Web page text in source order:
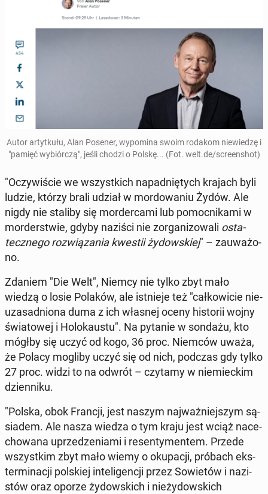
Autor ar­tyt­ku­łu, Alan Posener, wy­po­mi­na swoim rodakom nie­wie­dzę i
"pamięć wy­biór­czą", jeśli chodzi o Polskę... (Fot. welt.de/scre­en­shot)
"Oczy­wi­ście we wszyst­kich na­pad­nię­tych krajach byli
ludzie, którzy brali udział w mor­do­wa­niu Żydów. Ale
nigdy nie staliby się mor­der­ca­mi lub po­moc­ni­ka­mi w
mor­der­stwie, gdyby naziści nie zor­ga­ni­zo­wa­li osta­
tecz­ne­go roz­wią­za­nia kwestii ży­dow­skiej" – za­uwa­żo­
no.
Zdaniem "Die Welt", Niemcy nie tylko zbyt mało
wiedzą o losie Polaków, ale ist­nie­je też "cał­ko­wi­cie nie­
uza­sad­nio­na duma z ich własnej oceny hi­sto­rii wojny
świa­to­wej i Ho­lo­kau­stu". Na pytanie w sondażu, kto
mógłby się uczyć od kogo, 36 proc. Niemców uważa,
że Polacy mogliby uczyć się od nich, podczas gdy tylko
27 proc. widzi to na odwrót – czytamy w nie­miec­kim
dzien­ni­ku.
"Polska, obok Francji, jest naszym naj­waż­niej­szym są­
sia­dem. Ale nasza wiedza o tym kraju jest wciąż na­ce­
cho­wa­na uprze­dze­nia­mi i re­sen­ty­men­tem. Przede
wszyst­kim zbyt mało wiemy o oku­pa­cji, próbach eks­
ter­mi­na­cji pol­skiej in­te­li­gen­cji przez So­wie­tów i na­zi­
stów oraz oporze ży­dow­skich i nie­ży­dow­skich